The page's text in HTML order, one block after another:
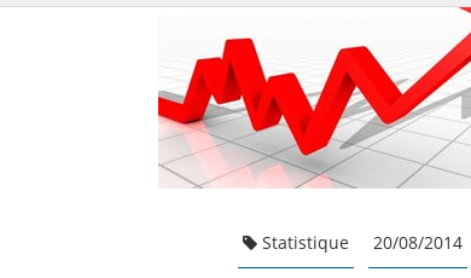
Statistique 20/08/2014